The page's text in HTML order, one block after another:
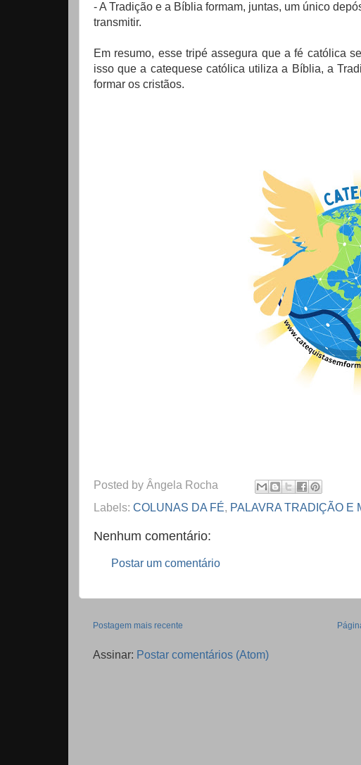
- A Tradição e a Bíblia formam, juntas, um único
transmitir.
Em resumo, esse tripé assegura que a fé católica
isso que a catequese católica utiliza a Bíblia, a
formar os cristãos.
Posted by Ângela Rocha
Labels: COLUNAS DA FÉ, PALAVRA TRADIÇÃO E
Nenhum comentário:
Postar um comentário
Postagem mais recente
Assinar: Postar comentários (Atom)